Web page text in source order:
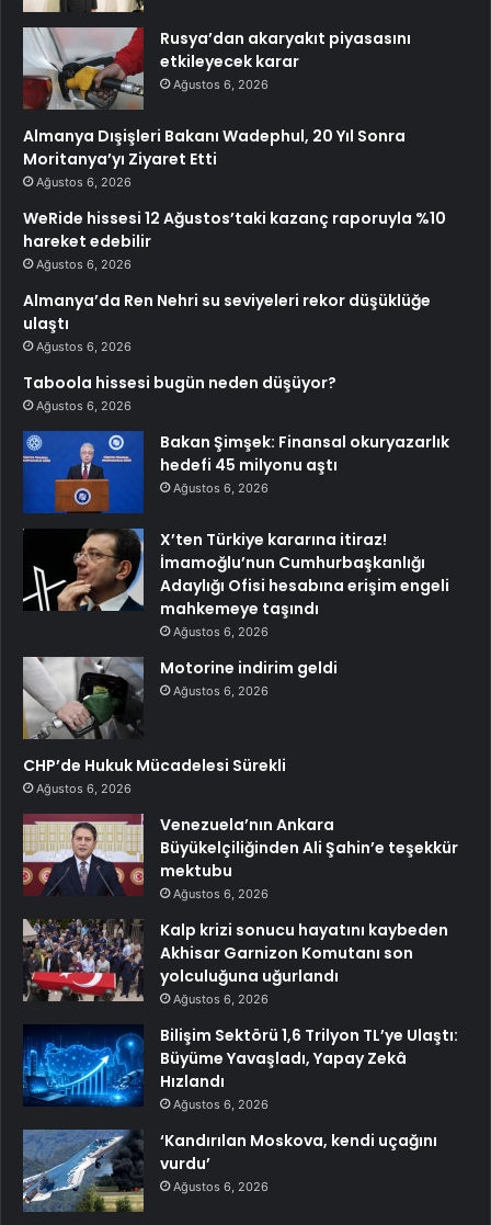
Rusya’dan akaryakıt piyasasını
etkileyecek karar
Ağustos 6, 2026
Almanya Dışişleri Bakanı Wadephul, 20 Yıl Sonra
Moritanya’yı Ziyaret Etti
Ağustos 6, 2026
WeRide hissesi 12 Ağustos’taki kazanç raporuyla %10
hareket edebilir
Ağustos 6, 2026
Almanya’da Ren Nehri su seviyeleri rekor düşüklüğe
ulaştı
Ağustos 6, 2026
Taboola hissesi bugün neden düşüyor?
Ağustos 6, 2026
Bakan Şimşek: Finansal okuryazarlık
hedefi 45 milyonu aştı
Ağustos 6, 2026
X’ten Türkiye kararına itiraz!
İmamoğlu’nun Cumhurbaşkanlığı
Adaylığı Ofisi hesabına erişim engeli
mahkemeye taşındı
Ağustos 6, 2026
Motorine indirim geldi
Ağustos 6, 2026
CHP’de Hukuk Mücadelesi Sürekli
Ağustos 6, 2026
Venezuela’nın Ankara
Büyükelçiliğinden Ali Şahin’e teşekkür
mektubu
Ağustos 6, 2026
Kalp krizi sonucu hayatını kaybeden
Akhisar Garnizon Komutanı son
yolculuğuna uğurlandı
Ağustos 6, 2026
Bilişim Sektörü 1,6 Trilyon TL’ye Ulaştı:
Büyüme Yavaşladı, Yapay Zekâ
Hızlandı
Ağustos 6, 2026
‘Kandırılan Moskova, kendi uçağını
vurdu’
Ağustos 6, 2026